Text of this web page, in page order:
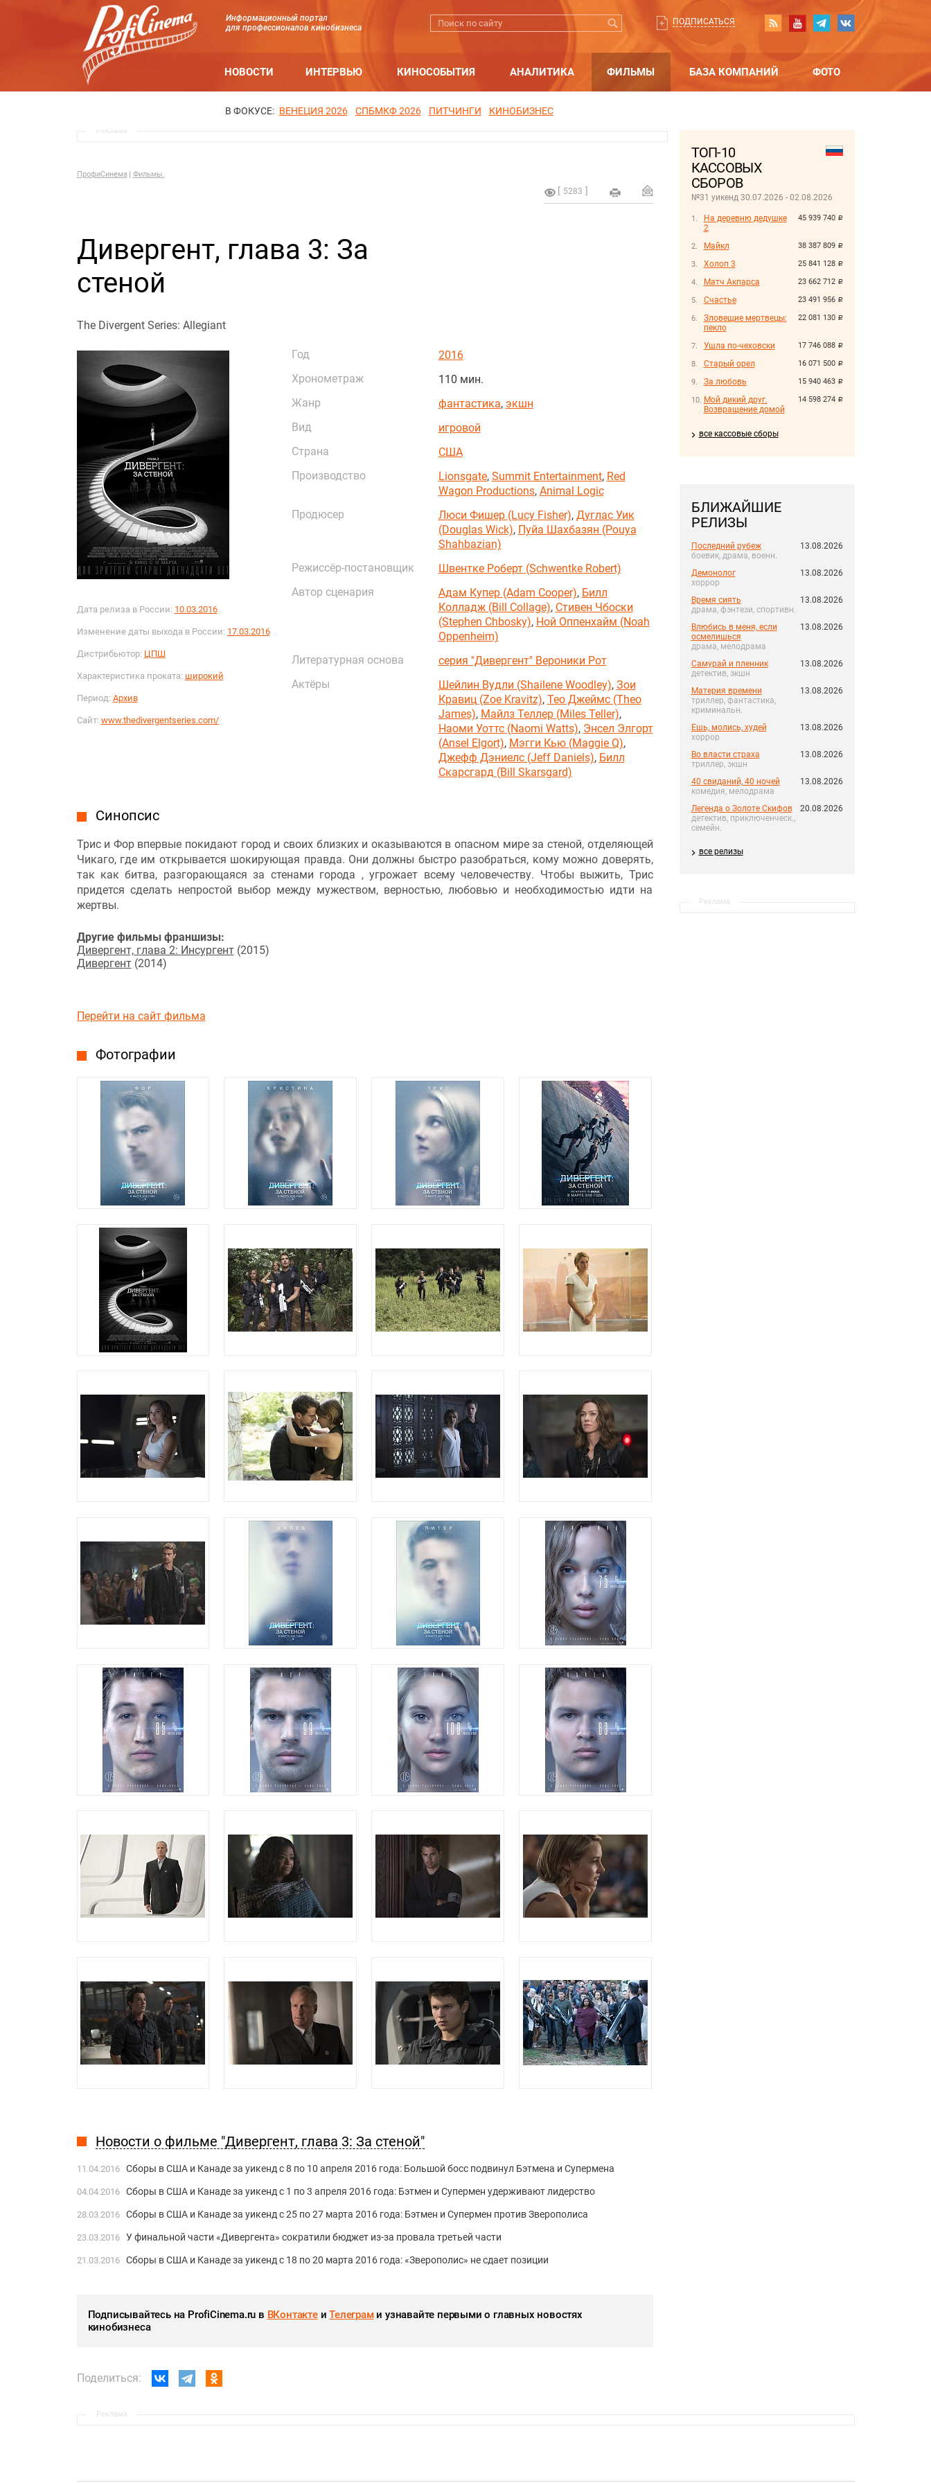
Информационный портал
для профессионалов кинобизнеса
ПОДПИСАТЬСЯ
НОВОСТИ ИНТЕРВЬЮ КИНОСОБЫТИЯ АНАЛИТИКА ФИЛЬМЫ БАЗА КОМПАНИЙ ФОТО
В ФОКУСЕ: ВЕНЕЦИЯ 2026 СПБМКФ 2026 ПИТЧИНГИ КИНОБИЗНЕС
ТОП-10
КАССОВЫХ
СБОРОВ
№31 уикенд 30.07.2026 - 02.08.2026
45 939 740 руб.
На деревню дедушке
2
38 387 809 руб.
Майкл
25 841 128 руб.
Холоп 3
23 662 712 руб.
Матч Акпарса
23 491 956 руб.
Счастье
22 081 130 руб.
Зловещие мертвецы:
пекло
17 746 088 руб.
Ушла по-чеховски
16 071 500 руб.
Старый орел
15 940 463 руб.
За любовь
14 598 274 руб.
Мой дикий друг.
Возвращение домой
все кассовые сборы
БЛИЖАЙШИЕ
РЕЛИЗЫ
Последний рубеж
боевик, драма, военн.
13.08.2026
Демонолог
хоррор
13.08.2026
Время сиять
драма, фэнтези, спортивн.
13.08.2026
Влюбись в меня, если
осмелишься
драма, мелодрама
13.08.2026
Самурай и пленник
детектив, экшн
13.08.2026
Материя времени
триллер, фантастика,
криминальн.
13.08.2026
Ешь, молись, худей
хоррор
13.08.2026
Во власти страха
триллер, экшн
13.08.2026
40 свиданий, 40 ночей
комедия, мелодрама
13.08.2026
Легенда о Золоте Скифов
детектив, приключенческ.,
семейн.
20.08.2026
все релизы
Реклама
Реклама
ПрофиСинема Фильмы.
5283
Дивергент, глава 3: За
стеной
The Divergent Series: Allegiant
Дата релиза в России: 10.03.2016
Изменение даты выхода в России: 17.03.2016
Дистрибьютор: ЦПШ
Характеристика проката: широкий
Период: Архив
Сайт: www.thedivergentseries.com/
Год
2016
Хронометраж
110 мин.
Жанр
фантастика, экшн
Вид
игровой
Страна
США
Производство
Lionsgate, Summit Entertainment, Red
Wagon Productions, Animal Logic
Продюсер
Люси Фишер (Lucy Fisher), Дуглас Уик
(Douglas Wick), Пуйа Шахбазян (Pouya
Shahbazian)
Режиссёр-постановщик
Швентке Роберт (Schwentke Robert)
Автор сценария
Адам Купер (Adam Cooper), Билл
Колладж (Bill Collage), Стивен Чбоски
(Stephen Chbosky), Ной Оппенхайм (Noah
Oppenheim)
Литературная основа
серия "Дивергент" Вероники Рот
Актёры
Шейлин Вудли (Shailene Woodley), Зои
Кравиц (Zoe Kravitz), Тео Джеймс (Theo
James), Майлз Теллер (Miles Teller),
Наоми Уоттс (Naomi Watts), Энсел Элгорт
(Ansel Elgort), Мэгги Кью (Maggie Q),
Джефф Дэниелс (Jeff Daniels), Билл
Скарсгард (Bill Skarsgard)
Синопсис
Трис и Фор впервые покидают город и своих близких и оказываются в опасном мире за стеной, отделяющей
Чикаго, где им открывается шокирующая правда. Они должны быстро разобраться, кому можно доверять,
так как битва, разгорающаяся за стенами города , угрожает всему человечеству. Чтобы выжить, Трис
придется сделать непростой выбор между мужеством, верностью, любовью и необходимостью идти на
жертвы.
Другие фильмы франшизы:
Дивергент, глава 2: Инсургент(2015)
Дивергент(2014)
Перейти на сайт фильма
Фотографии
Новости о фильме "Дивергент, глава 3: За стеной"
11.04.2016 Сборы в США и Канаде за уикенд с 8 по 10 апреля 2016 года: Большой босс подвинул Бэтмена и Супермена
04.04.2016 Сборы в США и Канаде за уикенд с 1 по 3 апреля 2016 года: Бэтмен и Супермен удерживают лидерство
28.03.2016 Сборы в США и Канаде за уикенд с 25 по 27 марта 2016 года: Бэтмен и Супермен против Зверополиса
23.03.2016 У финальной части «Дивергента» сократили бюджет из-за провала третьей части
21.03.2016 Сборы в США и Канаде за уикенд с 18 по 20 марта 2016 года: «Зверополис» не сдает позиции
Подписывайтесь на ProfiCinema.ru в ВКонтактеиТелеграми узнавайте первыми о главных новостях
кинобизнеса
Поделиться:
Реклама